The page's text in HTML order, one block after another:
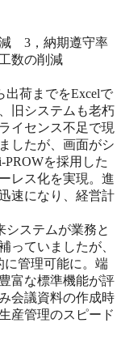
　3，納期遵守率
数の削減
出荷までをExcelで
旧システムも老朽
イセンス不足で現
したが、画面がシ
を採用した
レス化を実現。進
速になり、経営計
システムが業務と
っていましたが、
に管理可能に。端
富な標準機能が評
会議資料の作成時
産管理のスピード